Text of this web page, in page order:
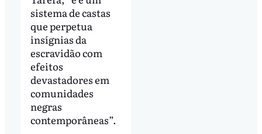
sistema de castas
que perpetua
insígnias da
escravidão com
efeitos
devastadores em
comunidades
negras
contemporâneas”.